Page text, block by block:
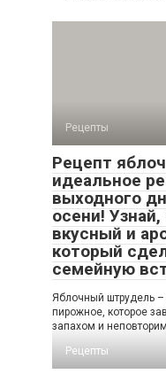
Рецепты
Рецепт
идеальное
выходного
осени!
вкусный и
который
семейную
Яблочный штрудель –
пирожное, которое
запахом и
Рецепты